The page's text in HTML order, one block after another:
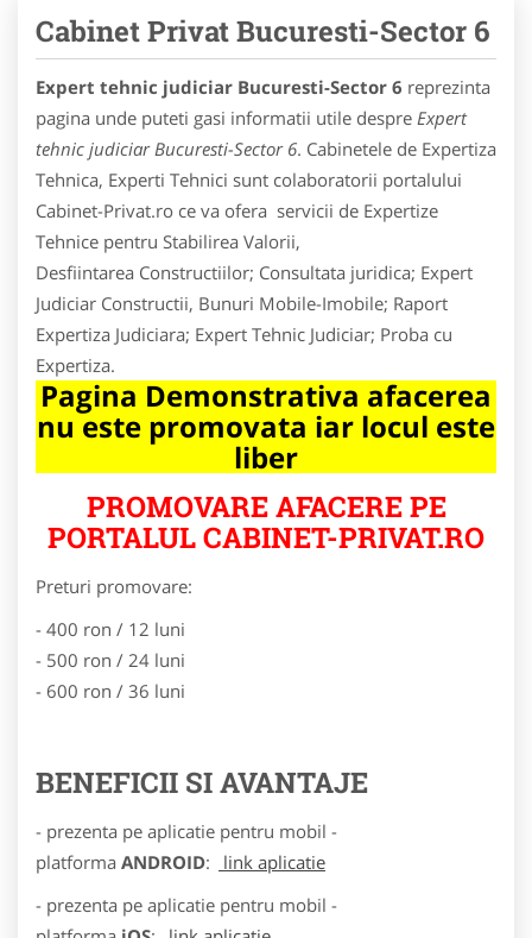
Cabinet Privat Bucuresti-Sector 6
Expert tehnic judiciar Bucuresti-Sector 6 reprezinta
pagina unde puteti gasi informatii utile despre Expert
tehnic judiciar Bucuresti-Sector 6. Cabinetele de Expertiza
Tehnica, Experti Tehnici sunt colaboratorii portalului
Cabinet-Privat.ro ce va ofera servicii de Expertize
Tehnice pentru Stabilirea Valorii,
Desfiintarea Constructiilor; Consultata juridica; Expert
Judiciar Constructii, Bunuri Mobile-Imobile; Raport
Expertiza Judiciara; Expert Tehnic Judiciar; Proba cu
Expertiza.
Pagina Demonstrativa afacerea
nu este promovata iar locul este
liber
PROMOVARE AFACERE PE
PORTALUL CABINET-PRIVAT.RO
Preturi promovare:
- 400 ron / 12 luni
- 500 ron / 24 luni
- 600 ron / 36 luni
BENEFICII SI AVANTAJE
- prezenta pe aplicatie pentru mobil -
platforma ANDROID:
link aplicatie
- prezenta pe aplicatie pentru mobil -